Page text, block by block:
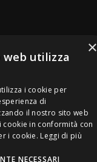
da
×
utilizza
i cookie per
di
il nostro sito web
cookie in conformità con
i cookie. Leggi di più
NECESSARI